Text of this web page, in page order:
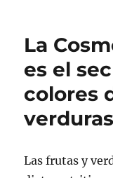
La
es el
colores
Las frutas y